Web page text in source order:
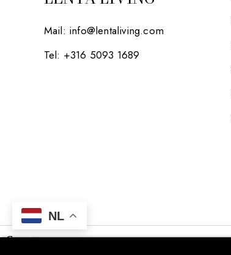
Mail: info@lentaliving.com
Tel: +316 5093 1689
NL